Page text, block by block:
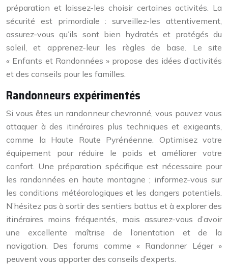
préparation et laissez-les choisir certaines activités. La
sécurité est primordiale : surveillez-les attentivement,
assurez-vous qu’ils sont bien hydratés et protégés du
soleil, et apprenez-leur les règles de base. Le site
« Enfants et Randonnées » propose des idées d’activités
et des conseils pour les familles.
Randonneurs expérimentés
Si vous êtes un randonneur chevronné, vous pouvez vous
attaquer à des itinéraires plus techniques et exigeants,
comme la Haute Route Pyrénéenne. Optimisez votre
équipement pour réduire le poids et améliorer votre
confort. Une préparation spécifique est nécessaire pour
les randonnées en haute montagne ; informez-vous sur
les conditions météorologiques et les dangers potentiels.
N’hésitez pas à sortir des sentiers battus et à explorer des
itinéraires moins fréquentés, mais assurez-vous d’avoir
une excellente maîtrise de l’orientation et de la
navigation. Des forums comme « Randonner Léger »
peuvent vous apporter des conseils d’experts.